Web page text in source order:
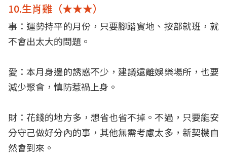
10.生肖雞（★★★）
事：運勢持平的月份，只要腳踏實地、按部就班，就
不會出太大的問題。
愛：本月身邊的誘惑不少，建議遠離娛樂場所，也要
減少聚會，慎防惹禍上身。
財：花錢的地方多，想省也省不掉。不過，只要能安
分守己做好分內的事，其他無需考慮太多，新契機自
然會到來。